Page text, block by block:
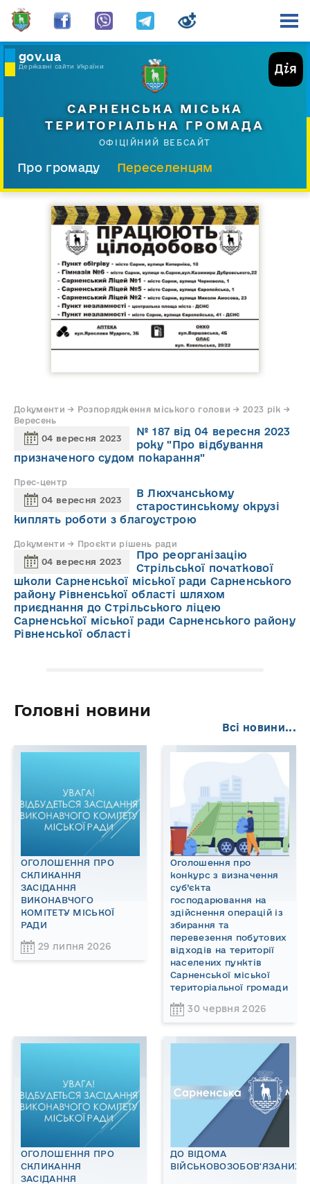
gov.ua
Державні сайти України
САРНЕНСЬКА МІСЬКА
ТЕРИТОРІАЛЬНА ГРОМАДА
ОФІЦІЙНИЙ ВЕБСАЙТ
Про громаду
Переселенцям
Прес-центр
Документи → Розпорядження міського голови → 2023 рік →
Вересень
04 вересня 2023
№ 187 від 04 вересня 2023
року "Про відбування
призначеного судом покарання"
Прес-центр
04 вересня 2023
В Люхчанському
старостинському окрузі
киплять роботи з благоустрою
Документи → Проєкти рішень ради
04 вересня 2023
Про реорганізацію
Стрільської початкової
школи Сарненської міської ради Сарненського
району Рівненської області шляхом
приєднання до Стрільського ліцею
Сарненської міської ради Сарненського району
Рівненської області
Головні новини
Всі новини...
ОГОЛОШЕННЯ ПРО
СКЛИКАННЯ
ЗАСІДАННЯ
ВИКОНАВЧОГО
КОМІТЕТУ МІСЬКОЇ
РАДИ
29 липня 2026
Оголошення про
конкурс з визначення
суб’єкта
господарювання на
здійснення операцій із
збирання та
перевезення побутових
відходів на території
населених пунктів
Сарненської міської
територіальної громади
30 червня 2026
ОГОЛОШЕННЯ ПРО
СКЛИКАННЯ
ЗАСІДАННЯ
ДО ВІДОМА
ВІЙСЬКОВОЗОБОВ'ЯЗАНИХ!